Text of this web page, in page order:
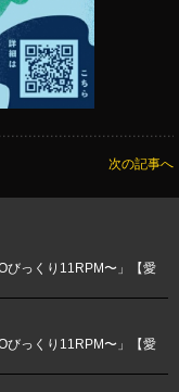
次の記事へ
びっくり11RPM〜」【愛
びっくり11RPM〜」【愛